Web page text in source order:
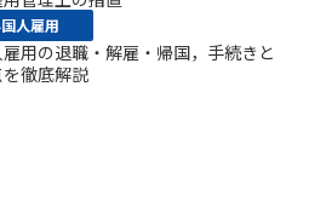
人雇用
用の退職・解雇・帰国，手続きと
徹底解説